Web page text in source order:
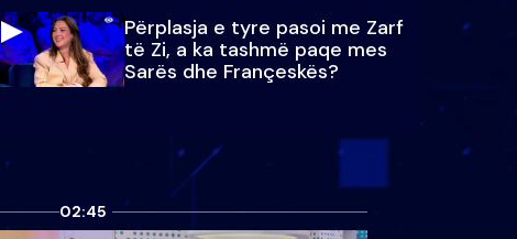
Përplasja e tyre pasoi me Zarf
të Zi, a ka tashmë paqe mes
Sarës dhe Françeskës?
02:45